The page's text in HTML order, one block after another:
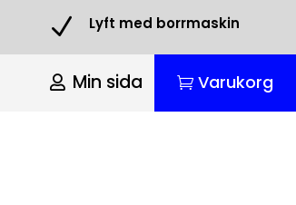
N Lyft med borrmaskin
Min sida Varukorg